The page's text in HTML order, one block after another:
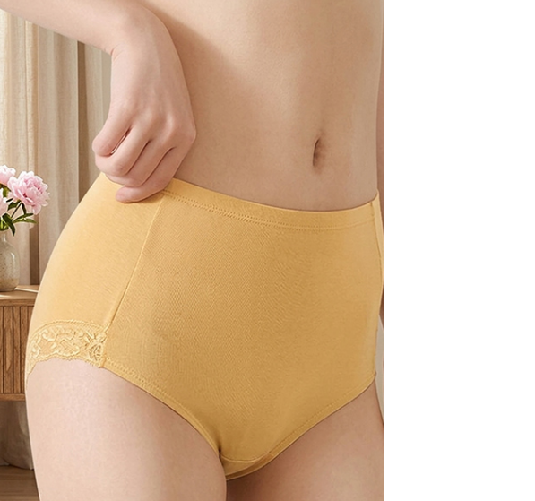
交易，需依本服務之必要範圍內提供個人資料，並將交易相關給付款項請
求債權轉讓予恩沛科技股份有限公司。
２．關於個人資料處理事宜，請瀏覽以下網址：
https://aftee.tw/terms/#terms3
３．未成年的使用者請事先徵得法定代理人或監護人之同意方可使用
「AFTEE先享後付」，若未經同意申辦者引起之損失，本公司不負相關責
４．使用「AFTEE先享後付」時，將依據個別帳號之用戶狀況，依本公司
即時審查核予不同之上限額度；若仍有額度不足之情形，本公司將視審查
結果請求用戶進行身份認證。
５．嚴禁一人註冊多個帳號或使用他人資訊註冊。若發現惡意使用之情
形，恩沛科技股份有限公司將有權停止該用戶之使用額度並採取法律行
動。
7-11離島取貨付款
每筆NT$100，滿NT$1,000(含以上)免運費
每筆NT$60，滿NT$490(含以上)免運費
本島宅配1~2天後到
每筆NT$80，滿NT$490(含以上)免運費
貨到付款
每筆NT$150，滿NT$3,000(含以上)免運費